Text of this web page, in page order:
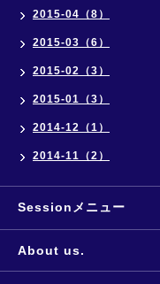
2015-04（8）
2015-03（6）
2015-02（3）
2015-01（3）
2014-12（1）
2014-11（2）
Sessionメニュー
About us.